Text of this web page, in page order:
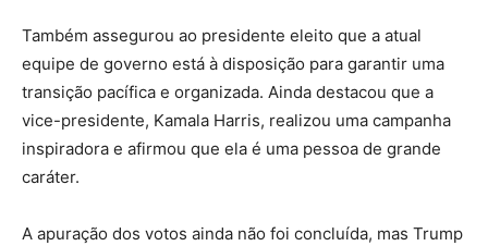
Também assegurou ao presidente eleito que a atual
equipe de governo está à disposição para garantir uma
transição pacífica e organizada. Ainda destacou que a
vice-presidente, Kamala Harris, realizou uma campanha
inspiradora e afirmou que ela é uma pessoa de grande
caráter.
A apuração dos votos ainda não foi concluída, mas Trump